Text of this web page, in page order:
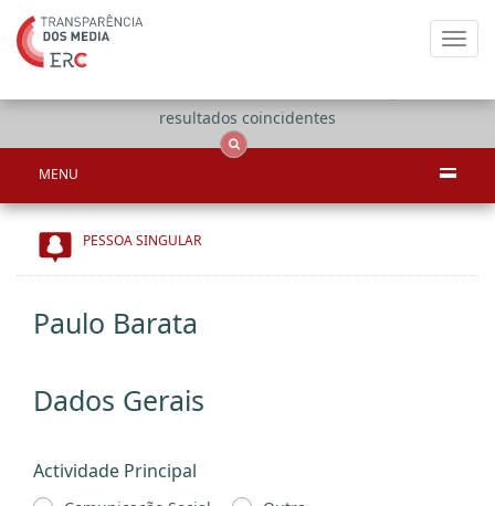
resultados coincidentes
MENU
PESSOA SINGULAR
Paulo Barata
Dados Gerais
Actividade Principal